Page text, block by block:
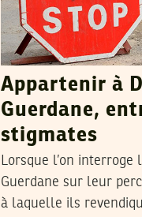
Appartenir à
Guerdane,
stigmates
Lorsque l’on interroge
Guerdane sur leur
à laquelle ils